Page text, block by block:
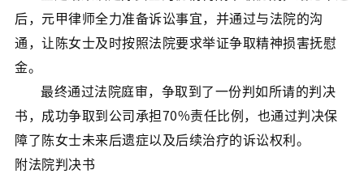
后，元甲律师全力准备诉讼事宜，并通过与法院的沟
通，让陈女士及时按照法院要求举证争取精神损害抚慰
金。
最终通过法院庭审，争取到了一份判如所请的判决
书，成功争取到公司承担70%责任比例，也通过判决保
障了陈女士未来后遗症以及后续治疗的诉讼权利。
附法院判决书